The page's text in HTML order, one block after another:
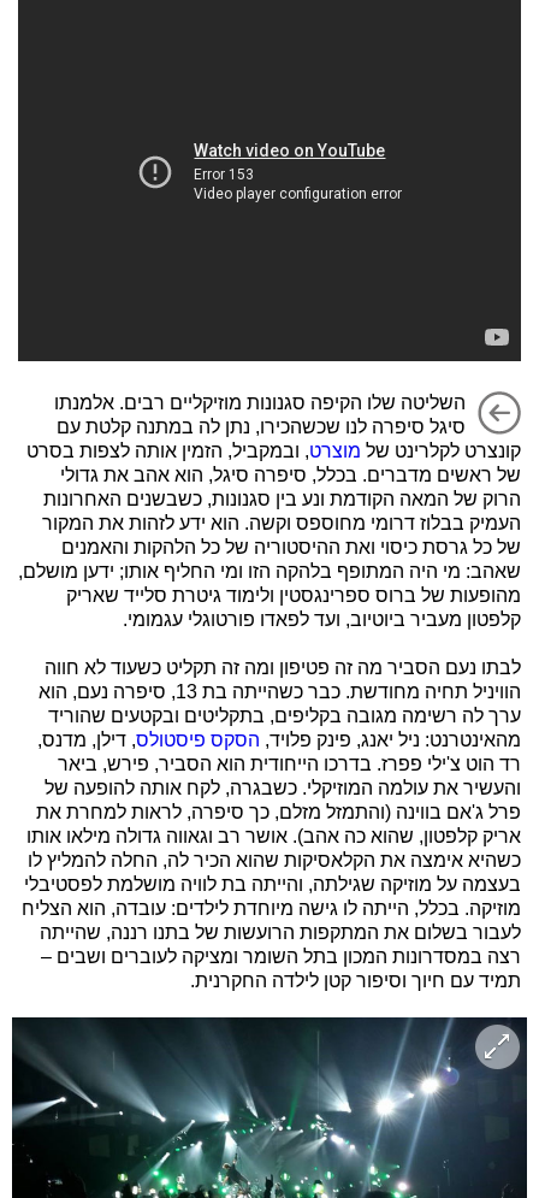
השליטה שלו הקיפה סגנונות מוזיקליים רבים. אלמנתו
סיגל סיפרה לנו שכשהכירו, נתן לה במתנה קלטת עם
קונצרט לקלרינט של מוצרט, ובמקביל, הזמין אותה לצפות בסרט
של ראשים מדברים. בכלל, סיפרה סיגל, הוא אהב את גדולי
הרוק של המאה הקודמת ונע בין סגנונות, כשבשנים האחרונות
העמיק בבלוז דרומי מחוספס וקשה. הוא ידע לזהות את המקור
של כל גרסת כיסוי ואת ההיסטוריה של כל הלהקות והאמנים
שאהב: מי היה המתופף בלהקה הזו ומי החליף אותו; ידען מושלם,
מהופעות של ברוס ספרינגסטין ולימוד גיטרת סלייד שאריק
קלפטון מעביר ביוטיוב, ועד לפאדו פורטוגלי עגמומי.
לבתו נעם הסביר מה זה פטיפון ומה זה תקליט כשעוד לא חווה
הוויניל תחיה מחודשת. כבר כשהייתה בת 13, סיפרה נעם, הוא
ערך לה רשימה מגובה בקליפים, בתקליטים ובקטעים שהוריד
מהאינטרנט: ניל יאנג, פינק פלויד, הסקס פיסטולס, דילן, מדנס,
רד הוט צ'ילי פפרז. בדרכו הייחודית הוא הסביר, פירש, ביאר
והעשיר את עולמה המוזיקלי. כשבגרה, לקח אותה להופעה של
פרל ג'אם בווינה (והתמזל מזלם, כך סיפרה, לראות למחרת את
אריק קלפטון, שהוא כה אהב). אושר רב וגאווה גדולה מילאו אותו
כשהיא אימצה את הקלאסיקות שהוא הכיר לה, החלה להמליץ לו
בעצמה על מוזיקה שגילתה, והייתה בת לוויה מושלמת לפסטיבלי
מוזיקה. בכלל, הייתה לו גישה מיוחדת לילדים: עובדה, הוא הצליח
לעבור בשלום את המתקפות הרועשות של בתנו רננה, שהייתה
רצה במסדרונות המכון בתל השומר ומציקה לעוברים ושבים –
תמיד עם חיוך וסיפור קטן לילדה החקרנית.